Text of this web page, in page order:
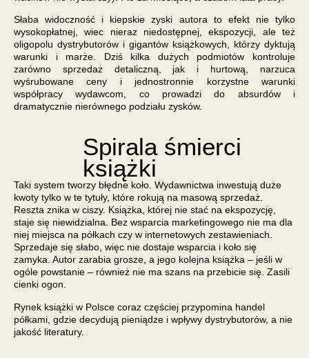
Słaba widoczność i kiepskie zyski autora to efekt nie tylko
wysokopłatnej,wiec nieraz niedostępnej,
ekspozycji, ale też
oligopolu dystrybutorów i gigantów książkowych , którzy dyktują
warunki i marże. Dziś kilka dużych podmiotów kontroluje
zarówno sprzedaż detaliczną, jak i hurtową, narzuca
wyśrubowane ceny i jednostronnie korzystne warunki
współpracy wydawcom, co prowadzi do absurdów i
dramatycznie nierównego podziału zysków.
Spirala śmierci
książki
Taki system tworzy błędne koło. Wydawnictwa inwestują duże
kwoty tylko w te tytuły, które rokują na masową sprzedaż.
Reszta znika w ciszy. Książka, której nie stać na ekspozycję,
staje się niewidzialna. Bez wsparcia marketingowego nie ma dla
niej miejsca na półkach czy w internetowych zestawieniach.
Sprzedaje się słabo, więc nie dostaje wsparcia i koło się
zamyka. Autor zarabia grosze, a jego kolejna książka – jeśli w
ogóle powstanie – również nie ma szans na przebicie się. Zasili
cienki ogon.
Rynek książki w Polsce coraz częściej przypomina handel
półkami , gdzie decydują pieniądze i wpływy dystrybutorów, a nie
jakość literatury.